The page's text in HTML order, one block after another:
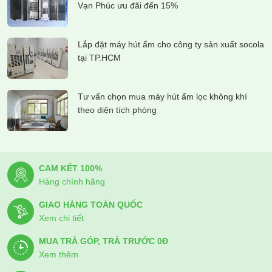
Vạn Phúc ưu đãi đến 15%
Lắp đặt máy hút ẩm cho công ty sản xuất socola
tại TP.HCM
Tư vấn chọn mua máy hút ẩm lọc không khí
theo diện tích phòng
CAM KẾT 100%
Hàng chính hãng
GIAO HÀNG TOÀN QUỐC
Xem chi tiết
MUA TRẢ GÓP, TRẢ TRƯỚC 0Đ
Xem thêm